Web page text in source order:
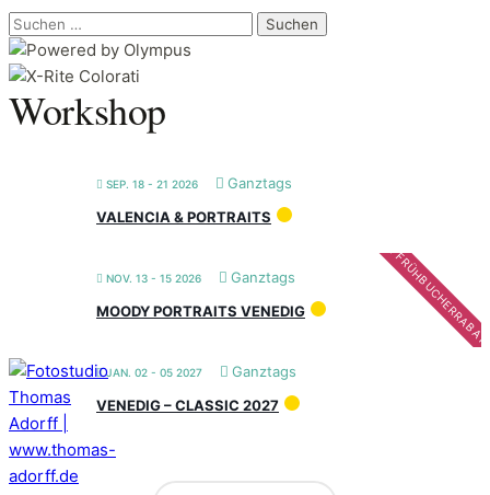
Suchen
nach:
Workshop
SEP. 18 - 21 2026
Ganztags
VALENCIA & PORTRAITS
NOV. 13 - 15 2026 Ganztags
MOODY PORTRAITS VENEDIG
JAN. 02 - 05 2027
Ganztags
VENEDIG – CLASSIC 2027